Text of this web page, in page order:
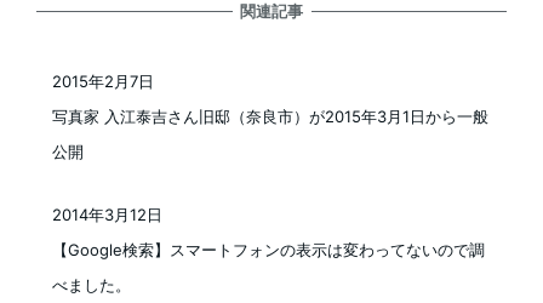
関連記事
写真家 入江泰吉さん旧邸（奈良市）が2015年3月1日から一般
公開
2015年2月7日
【Google検索】スマートフォンの表示は変わってないので調
べました。
投稿日
2014年3月12日